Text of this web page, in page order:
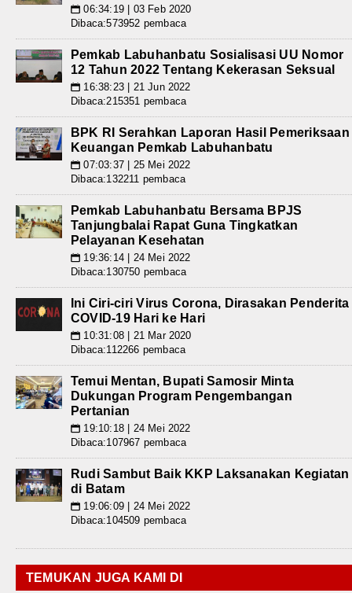
📅 06:34:19 | 03 Feb 2020
Dibaca:573952 pembaca
Pemkab Labuhanbatu Sosialisasi UU Nomor
12 Tahun 2022 Tentang Kekerasan Seksual
📅 16:38:23 | 21 Jun 2022
Dibaca:215351 pembaca
BPK RI Serahkan Laporan Hasil Pemeriksaan
Keuangan Pemkab Labuhanbatu
📅 07:03:37 | 25 Mei 2022
Dibaca:132211 pembaca
Pemkab Labuhanbatu Bersama BPJS
Tanjungbalai Rapat Guna Tingkatkan
Pelayanan Kesehatan
📅 19:36:14 | 24 Mei 2022
Dibaca:130750 pembaca
Ini Ciri-ciri Virus Corona, Dirasakan Penderita
COVID-19 Hari ke Hari
📅 10:31:08 | 21 Mar 2020
Dibaca:112266 pembaca
Temui Mentan, Bupati Samosir Minta
Dukungan Program Pengembangan
Pertanian
📅 19:10:18 | 24 Mei 2022
Dibaca:107967 pembaca
Rudi Sambut Baik KKP Laksanakan Kegiatan
di Batam
📅 19:06:09 | 24 Mei 2022
Dibaca:104509 pembaca
TEMUKAN JUGA KAMI DI